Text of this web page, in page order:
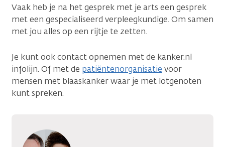
Vaak heb je na het gesprek met je arts een gesprek
met een gespecialiseerd verpleegkundige. Om samen
met jou alles op een rijtje te zetten.
Je kunt ook contact opnemen met de kanker.nl
infolijn. Of met de patiëntenorganisatie voor
mensen met blaaskanker waar je met lotgenoten
kunt spreken.